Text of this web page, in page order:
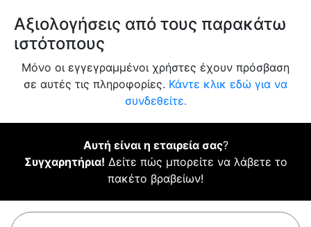
Αξιολογήσεις από τους παρακάτω
ιστότοπους
Μόνο οι εγγεγραμμένοι χρήστες έχουν πρόσβαση
σε αυτές τις πληροφορίες. Κάντε κλικ εδώ για να
συνδεθείτε.
Αυτή είναι η εταιρεία σας?
Συγχαρητήρια! Δείτε πώς μπορείτε να λάβετε το
πακέτο βραβείων!